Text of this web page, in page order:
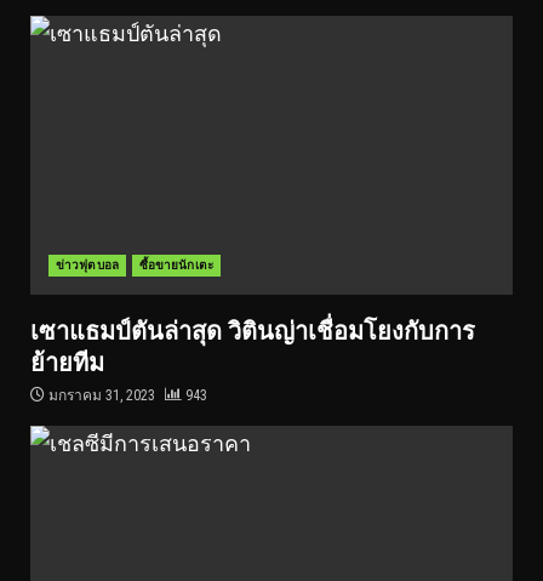
ข่าวฟุตบอล ซื้อขายนักเตะ
เซาแธมป์ตันล่าสุด วิตินญ่าเชื่อมโยงกับการ
ย้ายทีม
มกราคม 31, 2023 943